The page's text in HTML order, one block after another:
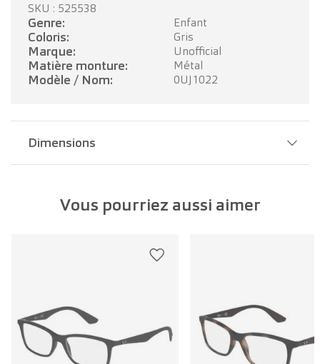
SKU : 525538
Genre: Enfant
Coloris: Gris
Marque: Unofficial
Matière monture: Métal
Modèle / Nom: 0UJ1022
Dimensions
Largeur verre: 48 mm
Vous pourriez aussi aimer